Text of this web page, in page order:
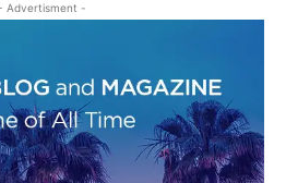
Advertisment -